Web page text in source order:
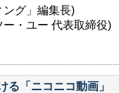
ング」編集長)
・ユー 代表取締役)
る「ニコニコ動画」